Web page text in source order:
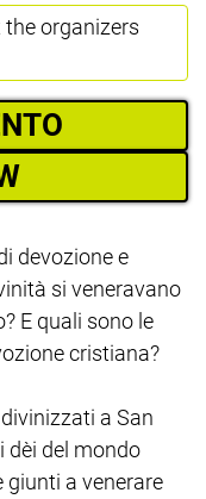
organizers
devozione e
si veneravano
E quali sono le
cristiana?
a San
dèi del mondo
giunti a venerare